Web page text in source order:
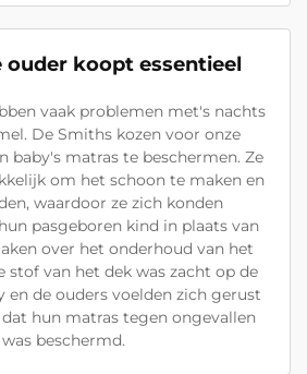
ouder koopt essentieel
vaak problemen met's nachts
De Smiths kozen voor onze
baby's matras te beschermen. Ze
om het schoon te maken en
waardoor ze zich konden
pasgeboren kind in plaats van
over het onderhoud van het
stof van het dek was zacht op de
en de ouders voelden zich gerust
hun matras tegen ongevallen
was beschermd.